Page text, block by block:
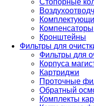
Стопорные
Компенсаторы
Кронштейны
Фильтры для
Фильтры для
Корпуса
Картриджи
Проточные
Обратный
Комплекты